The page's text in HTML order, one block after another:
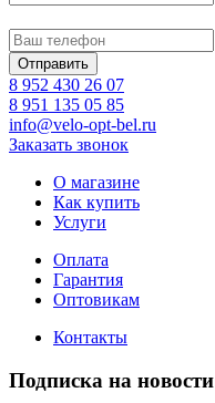
8 952 430 26 07
8 951 135 05 85
info@velo-opt-bel.ru
Заказать звонок
О магазине
Как купить
Услуги
Оплата
Гарантия
Оптовикам
Контакты
Подписка на новости